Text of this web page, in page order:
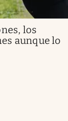
los
aunque lo